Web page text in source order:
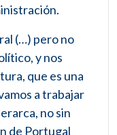
(…) pero no
y nos
que es una
a trabajar
no sin
de Portugal